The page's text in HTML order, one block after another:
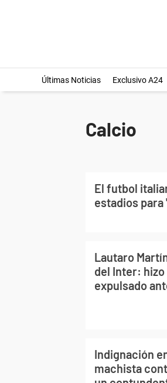
Últimas Noticias Exclusivo A24
Calcio
El futbol
estadios
Lautaro
del Inter:
expulsado
Indignación
machista